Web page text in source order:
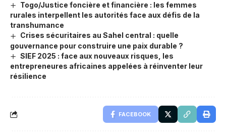
Togo/Justice foncière et financière : les femmes
rurales interpellent les autorités face aux défis de la
transhumance
Crises sécuritaires au Sahel central : quelle
gouvernance pour construire une paix durable ?
SIEF 2025 : face aux nouveaux risques, les
entrepreneures africaines appelées à réinventer leur
résilience
FACEBOOK